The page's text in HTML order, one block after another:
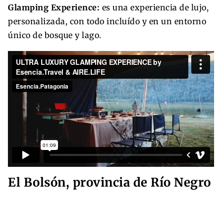
Glamping Experience: es una experiencia de lujo,
personalizada, con todo incluído y en un entorno
único de bosque y lago.
El Bolsón, provincia de Río Negro